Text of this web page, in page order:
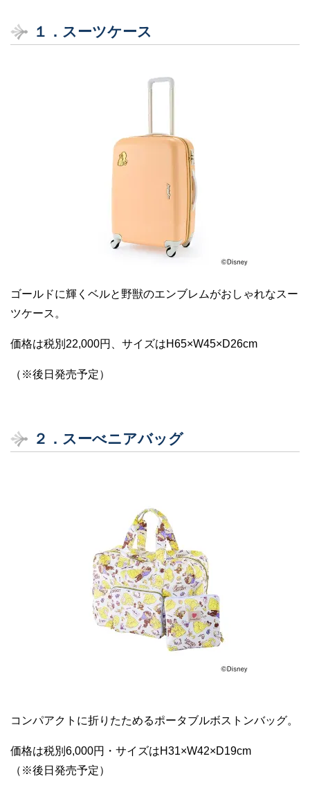
１．スーツケース
ゴールドに輝くベルと野獣のエンブレムがおしゃれなスー
ツケース。
価格は税別22,000円、サイズはH65×W45×D26cm
（※後日発売予定）
２． スーべニアバッグ
コンパアクトに折りたためるポータブルボストンバッグ。
価格は税別6,000円・サイズはH31×W42×D19cm
（※後日発売予定）